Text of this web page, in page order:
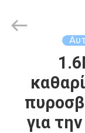
ΠΡΟΪΌΝΤΑ
Equipment
για